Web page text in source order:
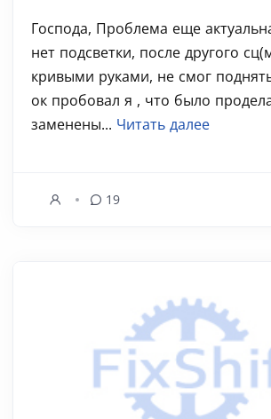
Господа, Проблема еще
нет подсветки, после другого
кривыми руками, не смог
ок пробовал я , что было
заменены... Читать далее
19